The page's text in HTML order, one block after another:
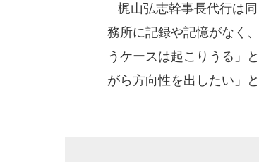
梶山弘志幹事長代行は
務所に記録や記憶がなく
うケースは起こりうる」
がら方向性を出したい」と